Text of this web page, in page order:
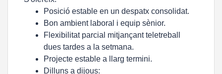
Posició estable en un despatx consolidat.
Bon ambient laboral i equip sènior.
Flexibilitat parcial mitjançant teletreball
dues tardes a la setmana.
Projecte estable a llarg termini.
Dilluns a dijous: